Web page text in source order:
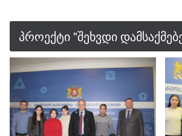
პროექტი "შეხვდი